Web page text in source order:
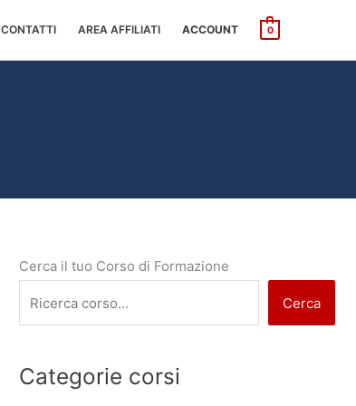
CONTATTI AREA AFFILIATI ACCOUNT 0
Cerca il tuo Corso di Formazione
Cerca
Categorie corsi